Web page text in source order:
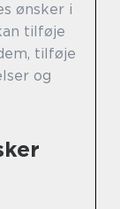
ønsker i
tilføje
tilføje
og